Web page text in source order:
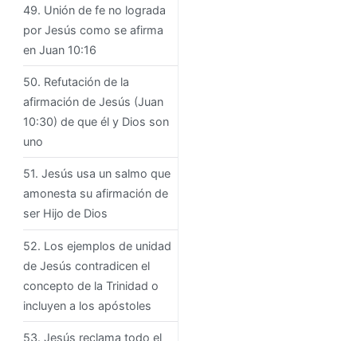
49. Unión de fe no lograda
por Jesús como se afirma
en Juan 10:16
50. Refutación de la
afirmación de Jesús (Juan
10:30) de que él y Dios son
uno
51. Jesús usa un salmo que
amonesta su afirmación de
ser Hijo de Dios
52. Los ejemplos de unidad
de Jesús contradicen el
concepto de la Trinidad o
incluyen a los apóstoles
53. Jesús reclama todo el